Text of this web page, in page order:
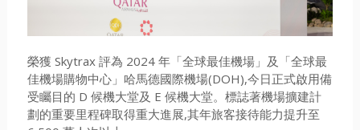
榮獲 Skytrax 評為 2024 年「全球最佳機場」及「全球最
佳機場購物中心」哈馬德國際機場(DOH),今日正式啟用備
受矚目的 D 候機大堂及 E 候機大堂。標誌著機場擴建計
劃的重要里程碑取得重大進展,其年旅客接待能力提升至